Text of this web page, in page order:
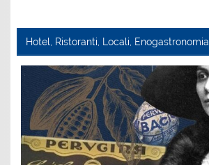
Hotel, Ristoranti, Locali, Enogastronomia